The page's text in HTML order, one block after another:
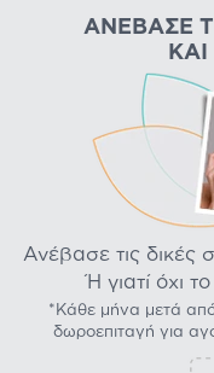
ΑΝΈΒΑΣΕ
Ανέβασε τις δικές
Ή γιατί όχι
*Κάθε μήνα μετά από
δωροεπιταγή για